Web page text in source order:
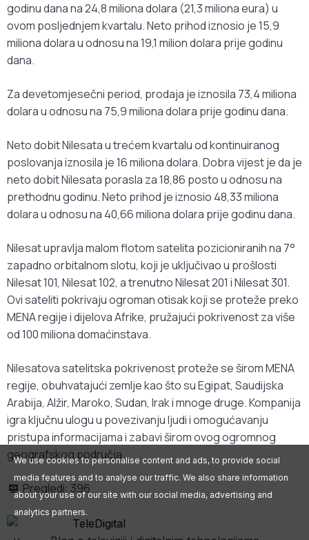
godinu dana na 24,8 miliona dolara (21,3 miliona eura) u
ovom posljednjem kvartalu. Neto prihod iznosio je 15,9
miliona dolara u odnosu na 19,1 milion dolara prije godinu
dana.
Za devetomjesečni period, prodaja je iznosila 73,4 miliona
dolara u odnosu na 75,9 miliona dolara prije godinu dana.
Neto dobit Nilesata u trećem kvartalu od kontinuiranog
poslovanja iznosila je 16 miliona dolara. Dobra vijest je da je
neto dobit Nilesata porasla za 18,86 posto u odnosu na
prethodnu godinu. Neto prihod je iznosio 48,33 miliona
dolara u odnosu na 40,66 miliona dolara prije godinu dana.
Nilesat upravlja malom flotom satelita pozicioniranih na 7°
zapadno orbitalnom slotu, koji je uključivao u prošlosti
Nilesat 101, Nilesat 102, a trenutno Nilesat 201 i Nilesat 301.
Ovi sateliti pokrivaju ogroman otisak koji se proteže preko
MENA regije i dijelova Afrike, pružajući pokrivenost za više
od 100 miliona domaćinstava.
Nilesatova satelitska pokrivenost proteže se širom MENA
regije, obuhvatajući zemlje kao što su Egipat, Saudijska
Arabija, Alžir, Maroko, Sudan, Irak i mnoge druge. Kompanija
igra ključnu ulogu u povezivanju ljudi i omogućavanju
pristupa informacijama i zabavi širom ovog ogromnog
geografskog područja.
Pregledi: 396
We use cookies to personalise content and ads, to provide social
media features and to analyse our traffic. We also share information
about your use of our site with our social media, advertising and
analytics partners.